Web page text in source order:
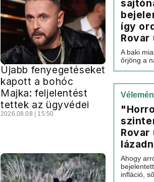
Újabb fenyegetéseket
kapott a bohóc
Majka: feljelentést
tettek az ügyvédei
2026.08.08 | 15:50
így
Rovar
A baki
őrjöng a
Rovar
Ahogy
infláció,